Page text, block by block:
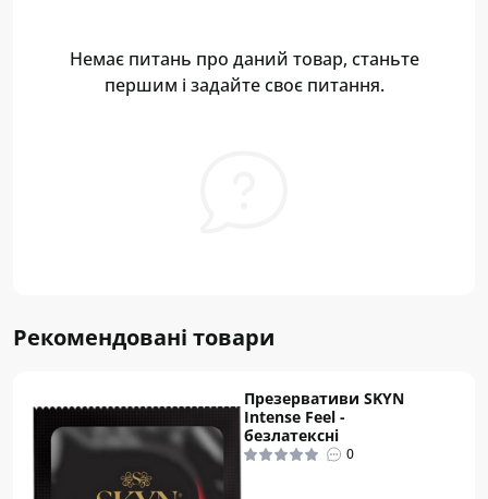
Немає питань про даний товар, станьте
першим і задайте своє питання.
Рекомендовані товари
Презервативи SKYN
Intense Feel -
безлатексні
0